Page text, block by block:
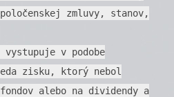
zmluvy, stanov,
v podobe
zisku, ktorý nebol
alebo na dividendy a